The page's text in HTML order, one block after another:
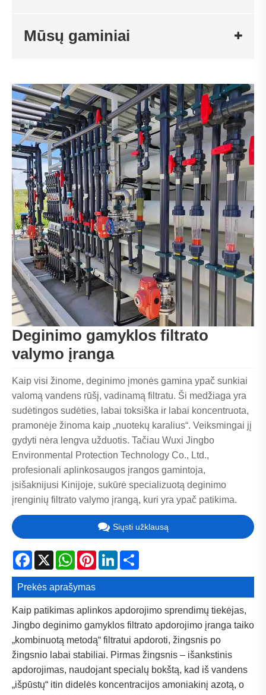
Mūsų gaminiai
Deginimo gamyklos filtrato
valymo įranga
Kaip visi žinome, deginimo įmonės gamina ypač sunkiai
valomą vandens rūšį, vadinamą filtratu. Ši medžiaga yra
sudėtingos sudėties, labai toksiška ir labai koncentruota,
pramonėje žinoma kaip „nuotekų karalius“. Veiksmingai jį
gydyti nėra lengva užduotis. Tačiau Wuxi Jingbo
Environmental Protection Technology Co., Ltd.,
profesionali aplinkosaugos įrangos gamintoja,
įsišaknijusi Kinijoje, sukūrė specializuotą deginimo
įrenginių filtrato valymo įrangą, kuri yra ypač patikima.
Siųsti užklausą
Facebook
X WhatsApp
PinterestLinkedIn
Prekės aprašymas
Kaip patikimas aplinkos apdorojimo sprendimų tiekėjas,
Jingbo deginimo gamyklos filtrato apdorojimo įranga taiko
„kombinuotą metodą“ filtratui apdoroti, žingsnis po
žingsnio labai stabiliai. Pirmas žingsnis – išankstinis
apdorojimas, naudojant specialų bokštą, kad iš vandens
„išpūstų“ itin didelės koncentracijos amoniakinį azotą, o